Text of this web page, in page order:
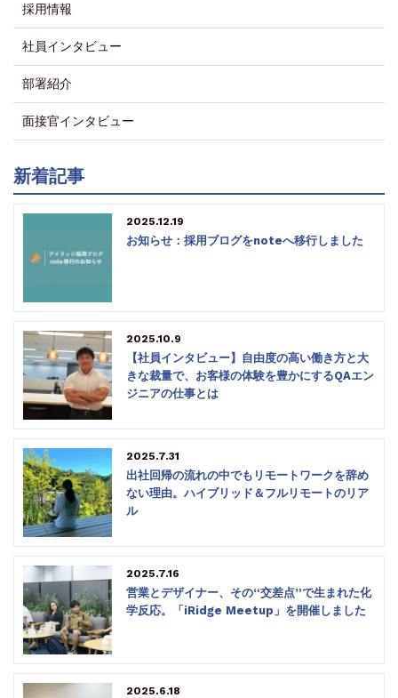
採用情報
社員インタビュー
部署紹介
面接官インタビュー
新着記事
2025.12.19
お知らせ：採用ブログをnoteへ移行しました
2025.10.9
【社員インタビュー】自由度の高い働き方と大
きな裁量で、お客様の体験を豊かにするQAエン
ジニアの仕事とは
2025.7.31
出社回帰の流れの中でもリモートワークを辞め
ない理由。ハイブリッド＆フルリモートのリア
ル
2025.7.16
営業とデザイナー、その“交差点”で生まれた化
学反応。「iRidge Meetup」を開催しました
2025.6.18